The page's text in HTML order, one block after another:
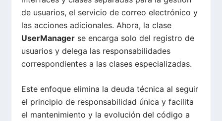
de usuarios, el servicio de correo electrónico y
las acciones adicionales. Ahora, la clase
UserManager se encarga solo del registro de
usuarios y delega las responsabilidades
correspondientes a las clases especializadas.
Este enfoque elimina la deuda técnica al seguir
el principio de responsabilidad única y facilita
el mantenimiento y la evolución del código a